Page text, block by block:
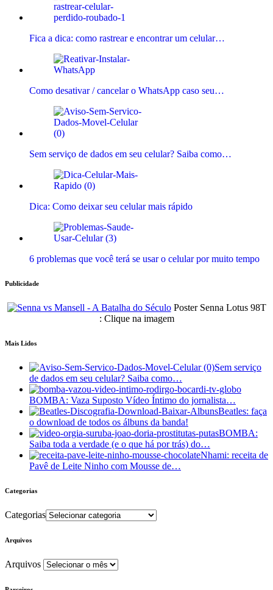
Fica a dica: como rastrear e encontrar um celular…
Como desativar / cancelar o WhatsApp caso seu…
Sem serviço de dados em seu celular? Saiba como…
Dica: Como deixar seu celular mais rápido
6 problemas que você terá se usar o celular por muito tempo
Publicidade
Poster Senna Lotus 98T
: Clique na imagem
Mais Lidos
Sem serviço
de dados em seu celular? Saiba como…
BOMBA: Vaza Suposto Vídeo Íntimo do jornalista…
Beatles: faça
o download de todos os álbuns da banda!
BOMBA:
Saiba toda a verdade (e o que há por trás) do…
Nhami: receita de
Pavê de Leite Ninho com Mousse de…
Categorias
Categorias
Arquivos
Arquivos